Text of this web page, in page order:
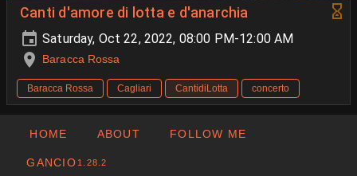
Canti d'amore di lotta e d'anarchia
Saturday, Oct 22, 2022, 08:00 PM-12:00 AM
Baracca Rossa
Baracca Rossa Cagliari CantidiLotta concerto
HOME ABOUT FOLLOW ME
GANCIO 1.28.2